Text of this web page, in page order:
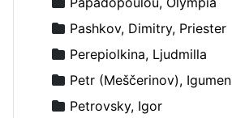
Pashkov, Dimitry, Priester
Perepiolkina, Ljudmilla
Petr (Meščerinov), Igumen
Petrovsky, Igor